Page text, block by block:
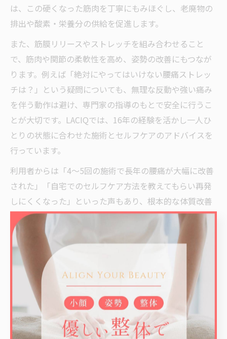
は、この硬くなった筋肉を丁寧にもみほぐし、老廃物の
排出や酸素・栄養分の供給を促進します。
また、筋膜リリースやストレッチを組み合わせること
で、筋肉や関節の柔軟性を高め、姿勢の改善にもつなが
ります。例えば「絶対にやってはいけない腰痛ストレッ
チは？」という疑問についても、無理な反動や強い痛み
を伴う動作は避け、専門家の指導のもとで安全に行うこ
とが大切です。LACIQでは、16年の経験を活かし一人ひ
とりの状態に合わせた施術とセルフケアのアドバイスを
行っています。
利用者からは「4〜5回の施術で長年の腰痛が大幅に改善
された」「自宅でのセルフケア方法を教えてもらい再発
しにくくなった」といった声もあり、根本的な体質改善
を目指す方に好評です。
西船橋の整体院が選ばれるマッサージ技術
西船橋エリアの整体院やマッサージ店が選ばれる理由
は、豊富な経験に基づく高い技術力と、利用者一人ひと
りに寄り添ったオーダーメイド施術にあります。特に
LACIQでは、16年の実績と徹底したカウンセリングによ
り、表面的な症状だけでなく根本原因を見極めることに